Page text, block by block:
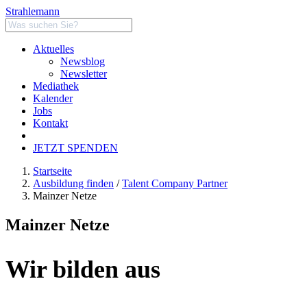
Strahlemann
Aktuelles
Newsblog
Newsletter
Mediathek
Kalender
Jobs
Kontakt
JETZT SPENDEN
Startseite
Ausbildung finden /Talent Company Partner
Mainzer Netze
Mainzer Netze
Wir bilden aus